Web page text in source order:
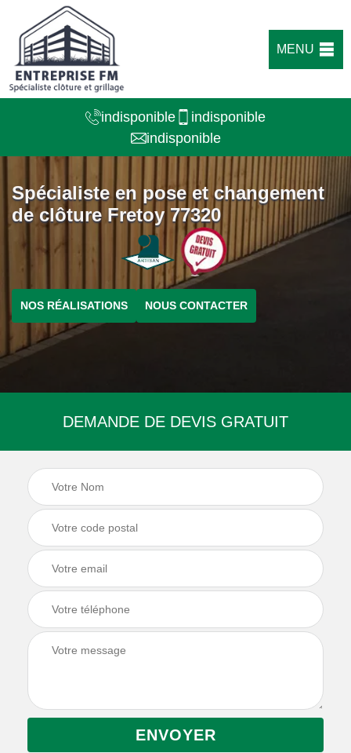
MENU
indisponible
indisponible
indisponible
Spécialiste en pose et changement
de clôture Fretoy 77320
NOS RÉALISATIONS NOUS CONTACTER
DEMANDE DE DEVIS GRATUIT